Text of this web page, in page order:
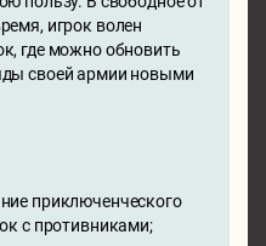
игрок волен
где можно обновить
своей армии новыми
приключенческого
с противниками;